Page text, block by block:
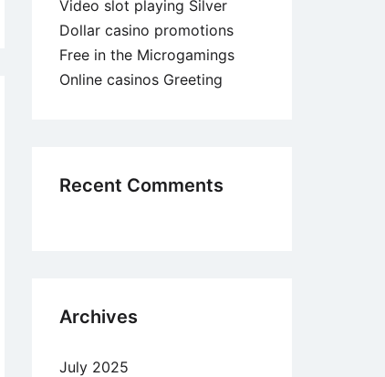
Video slot playing Silver
Dollar casino promotions
Free in the Microgamings
Online casinos Greeting
Recent Comments
Archives
July 2025